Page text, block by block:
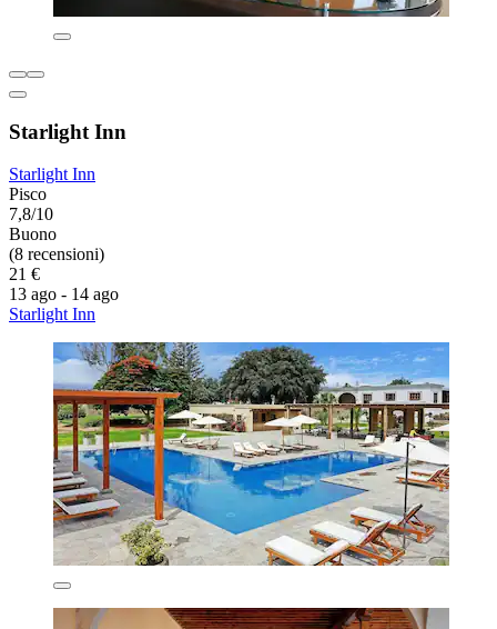
Starlight Inn
Starlight Inn
Pisco
7,8/10
Buono
(8 recensioni)
21 €
13 ago - 14 ago
Starlight Inn